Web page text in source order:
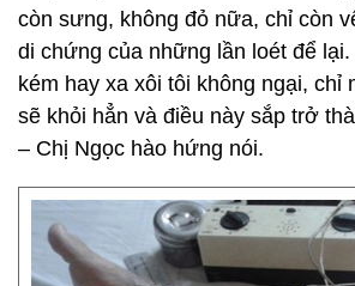
còn sưng, không đỏ nữa, chỉ còn
di chứng của những lần loét để
kém hay xa xôi tôi không ngại, chỉ
sẽ khỏi hẳn và điều này sắp trở
– Chị Ngọc hào hứng nói.